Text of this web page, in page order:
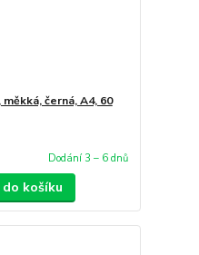
černá, A4, 60
Dodání 3 – 6 dnů
košíku